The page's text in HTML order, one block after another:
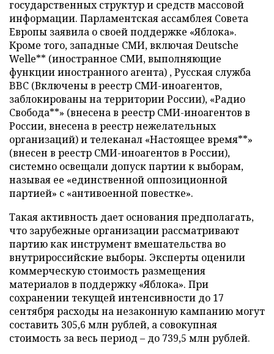
государственных структур и средств массовой
информации. Парламентская ассамблея Совета
Европы заявила о своей поддержке «Яблока».
Кроме того, западные СМИ, включая Deutsche
Welle** (иностранное СМИ, выполняющие
функции иностранного агента) , Русская служба
BBC (Включены в реестр СМИ-иноагентов,
заблокированы на территории России), «Радио
Свобода**» (внесена в реестр СМИ-иноагентов в
России, внесена в реестр нежелательных
организаций) и телеканал «Настоящее время**»
(внесен в реестр СМИ-иноагентов в России),
системно освещали допуск партии к выборам,
называя ее «единственной оппозиционной
партией» с «антивоенной повестке».
Такая активность дает основания предполагать,
что зарубежные организации рассматривают
партию как инструмент вмешательства во
внутрироссийские выборы. Эксперты оценили
коммерческую стоимость размещения
материалов в поддержку «Яблока». При
сохранении текущей интенсивности до 17
сентября расходы на незаконную кампанию могут
составить 305,6 млн рублей, а совокупная
стоимость за весь период – до 739,5 млн рублей.